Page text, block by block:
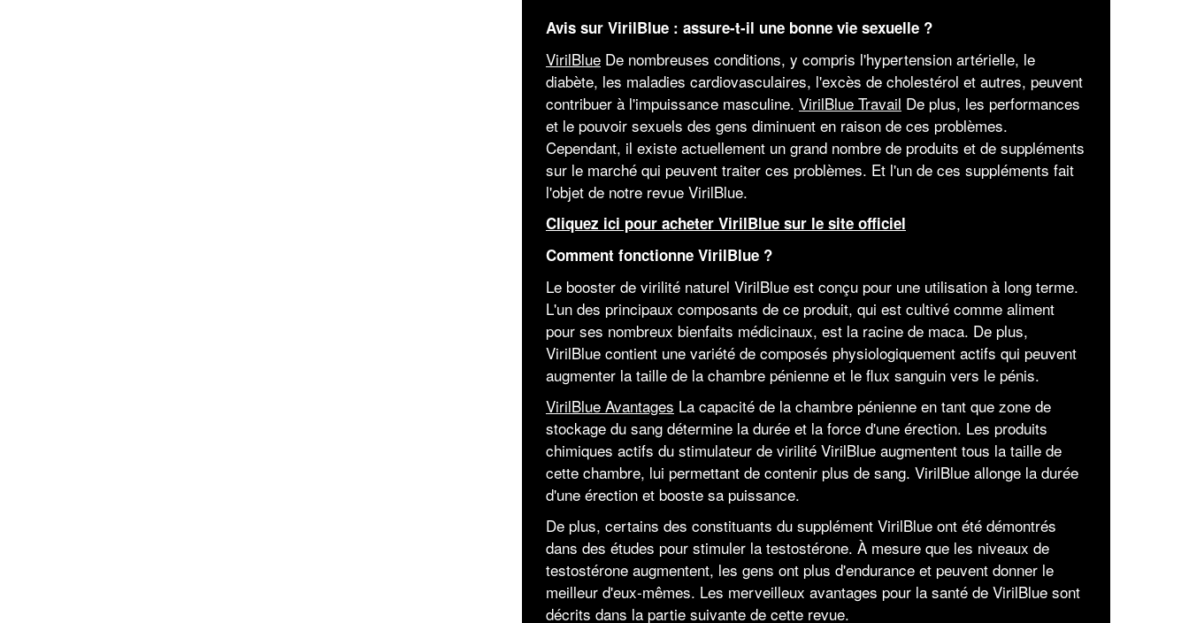
Avis sur VirilBlue : assure-t-il une bonne vie sexuelle ?
VirilBlueDe nombreuses conditions, y compris l'hypertension artérielle, le
diabète, les maladies cardiovasculaires, l'excès de cholestérol et autres, peuvent
contribuer à l'impuissance masculine. VirilBlue Travail De plus, les performances
et le pouvoir sexuels des gens diminuent en raison de ces problèmes.
Cependant, il existe actuellement un grand nombre de produits et de suppléments
sur le marché qui peuvent traiter ces problèmes. Et l'un de ces suppléments fait
l'objet de notre revue VirilBlue.
Cliquez ici pour acheter VirilBlue sur le site officiel
Comment fonctionne VirilBlue ?
Le booster de virilité naturel VirilBlue est conçu pour une utilisation à long terme.
L'un des principaux composants de ce produit, qui est cultivé comme aliment
pour ses nombreux bienfaits médicinaux, est la racine de maca. De plus,
VirilBlue contient une variété de composés physiologiquement actifs qui peuvent
augmenter la taille de la chambre pénienne et le flux sanguin vers le pénis.
VirilBlue Avantages La capacité de la chambre pénienne en tant que zone de
stockage du sang détermine la durée et la force d'une érection. Les produits
chimiques actifs du stimulateur de virilité VirilBlue augmentent tous la taille de
cette chambre, lui permettant de contenir plus de sang. VirilBlue allonge la durée
d'une érection et booste sa puissance.
De plus, certains des constituants du supplément VirilBlue ont été démontrés
dans des études pour stimuler la testostérone. À mesure que les niveaux de
testostérone augmentent, les gens ont plus d'endurance et peuvent donner le
meilleur d'eux-mêmes. Les merveilleux avantages pour la santé de VirilBlue sont
décrits dans la partie suivante de cette revue.